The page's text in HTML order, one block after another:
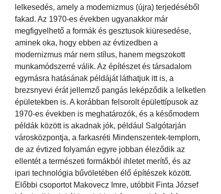
lelkesedés, amely a modernizmus (újra) terjedéséből
fakad. Az 1970-es években ugyanakkor már
megfigyelhető a formák és gesztusok kiüresedése,
aminek oka, hogy ebben az évtizedben a
modernizmus már nem stílus, hanem megszokott
munkamódszerré válik. Az építészet és társadalom
egymásra hatásának példáját láthatjuk itt is, a
brezsnyevi érát jellemző pangás leképződik a lelketlen
épületekben is. A korábban felsorolt épülettípusok az
1970-es években is meghatározók, és a későmodern
példák között is akadnak jók, például Salgótarján
városközpontja, a farkasréti Mindenszentek-templom,
de az évtized folyamán egyre jobban éleződik az
ellentét a természeti formákból ihletet merítő, és az
ipari technológia bűvöletében élő építészek között.
Előbbi csoportot Makovecz Imre, utóbbit Finta József